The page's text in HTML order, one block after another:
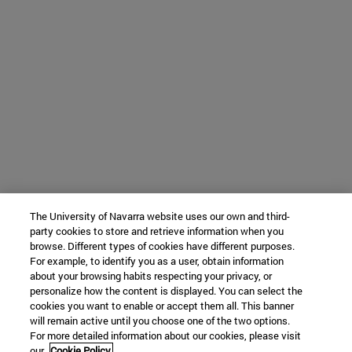
The University of Navarra website uses our own and third-
party cookies to store and retrieve information when you
browse. Different types of cookies have different purposes.
For example, to identify you as a user, obtain information
about your browsing habits respecting your privacy, or
personalize how the content is displayed. You can select the
cookies you want to enable or accept them all. This banner
will remain active until you choose one of the two options.
For more detailed information about our cookies, please visit